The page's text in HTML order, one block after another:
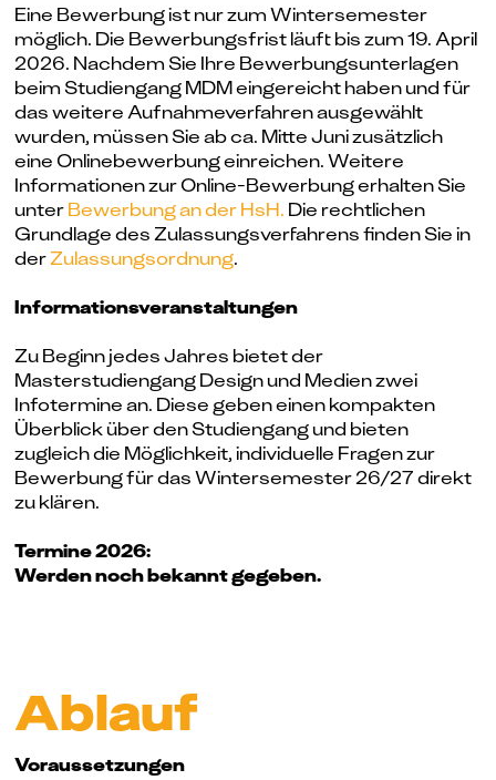
Eine Bewerbung ist nur zum Wintersemester
möglich. Die Bewerbungsfrist läuft bis zum 19. April
2026. Nachdem Sie Ihre Bewerbungsunterlagen
beim Studiengang MDM eingereicht haben und für
das weitere Aufnahmeverfahren ausgewählt
wurden, müssen Sie ab ca. Mitte Juni zusätzlich
eine Onlinebewerbung einreichen. Weitere
Informationen zur Online-Bewerbung erhalten Sie
unterBewerbung an der HsH. Die rechtlichen
Grundlage des Zulassungsverfahrens finden Sie in
derZulassungsordnung.
Informationsveranstaltungen
Zu Beginn jedes Jahres bietet der
Masterstudiengang Design und Medien zwei
Infotermine an. Diese geben einen kompakten
Überblick über den Studiengang und bieten
zugleich die Möglichkeit, individuelle Fragen zur
Bewerbung für das Wintersemester 26/27 direkt
zu klären.
Termine 2026:
Werden noch bekannt gegeben.
Ablauf
Vor­aus­setz­ung­en